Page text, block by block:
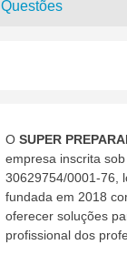
Questões
O SUPER
empresa inscrita sob
30629754/0001-76,
fundada em 2018
oferecer soluções
profissional dos